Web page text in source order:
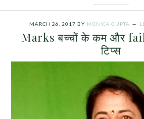
MARCH 26, 2017 BY MONICA GUPTA
Marks बच्चों के कम और
टिप्स